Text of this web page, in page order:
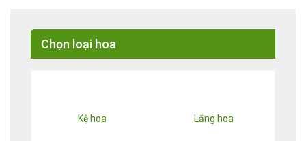
Chọn loại hoa
Kệ hoa Lẵng hoa